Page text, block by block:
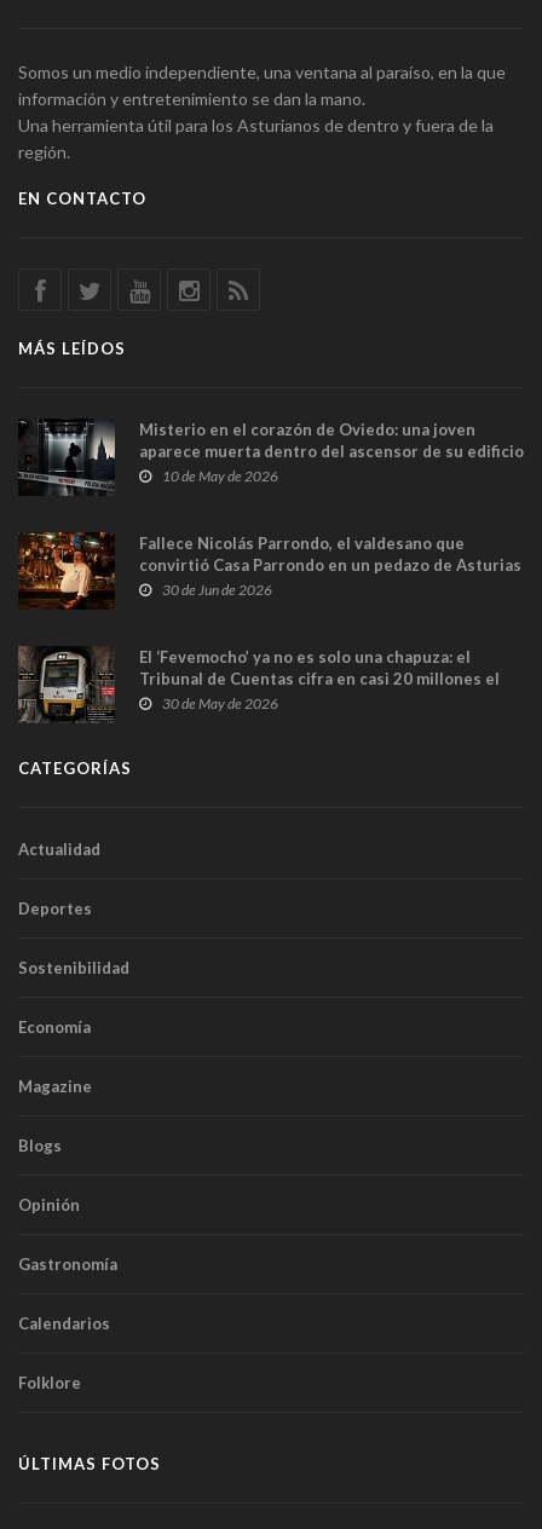
Somos un medio independiente, una ventana al paraíso, en la que
información y entretenimiento se dan la mano.
Una herramienta útil para los Asturianos de dentro y fuera de la
región.
EN CONTACTO
MÁS LEÍDOS
Misterio en el corazón de Oviedo: una joven
aparece muerta dentro del ascensor de su edificio
y las cámaras captan sus últimos minutos
10 de May de 2026
Fallece Nicolás Parrondo, el valdesano que
convirtió Casa Parrondo en un pedazo de Asturias
en Madrid
30 de Jun de 2026
El ‘Fevemocho’ ya no es solo una chapuza: el
Tribunal de Cuentas cifra en casi 20 millones el
sobrecoste de los trenes que no cabían por los
30 de May de 2026
CATEGORÍAS
Actualidad
Deportes
Sostenibilidad
Economía
Magazine
Blogs
Opinión
Gastronomía
Calendarios
Folklore
ÚLTIMAS FOTOS